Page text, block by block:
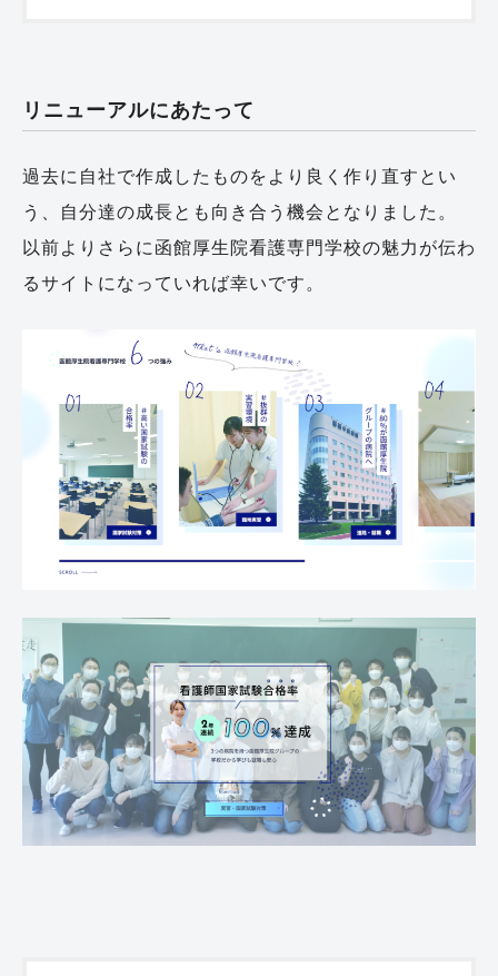
リニューアルにあたって
過去に自社で作成したものをより良く作り直すとい
う、自分達の成長とも向き合う機会となりました。
以前よりさらに函館厚生院看護専門学校の魅力が伝わ
るサイトになっていれば幸いです。